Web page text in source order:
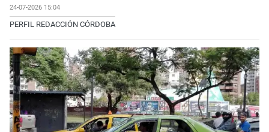
24-07-2026 15:04
PERFIL REDACCIÓN CÓRDOBA